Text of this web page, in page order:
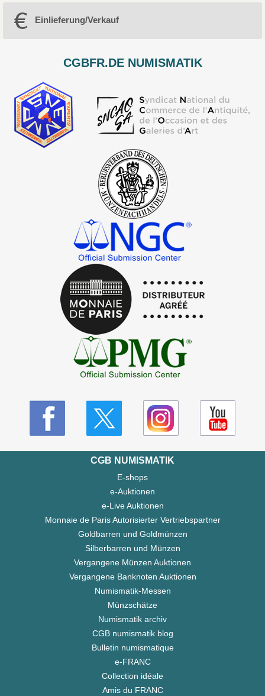
Einlieferung/Verkauf
CGBFR.DE NUMISMATIK
CGB NUMISMATIK
E-shops
e-Auktionen
e-Live Auktionen
Monnaie de Paris Autorisierter Vertriebspartner
Goldbarren und Goldmünzen
Silberbarren und Münzen
Vergangene Münzen Auktionen
Vergangene Banknoten Auktionen
Numismatik-Messen
Münzschätze
Numismatik archiv
CGB numismatik blog
Bulletin numismatique
e-FRANC
Collection idéale
Amis du FRANC